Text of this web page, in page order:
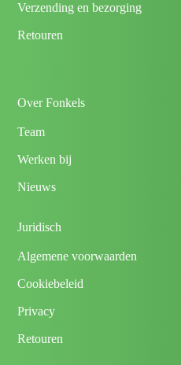
Verzending en bezorging
Retouren
Over Fonkels
Team
Werken bij
Nieuws
Juridisch
Algemene voorwaarden
Cookiebeleid
Privacy
Retouren